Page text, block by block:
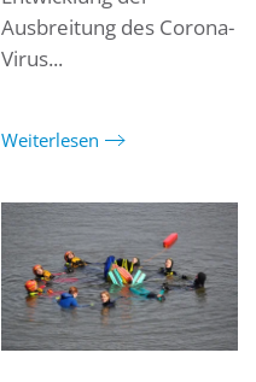
Ausbreitung des Corona-
Virus...
Weiterlesen